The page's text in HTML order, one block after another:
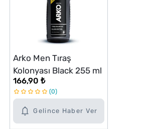
Gelince Haber Ver
Arko Men Tıraş
Kolonyası Black 255 ml
166,90 ₺
0